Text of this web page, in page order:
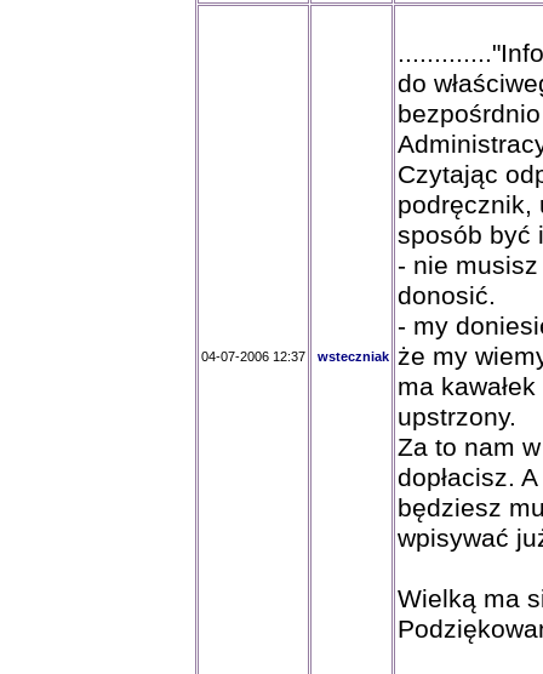
04-07-2006 12:37 wsteczniak
do
Czytając
podręcznik,
sposób być
- nie
donosić.
- my
że my
ma
upstrzony.
Za to nam
dopłacisz.
będziesz
wpisywać
Wielką ma